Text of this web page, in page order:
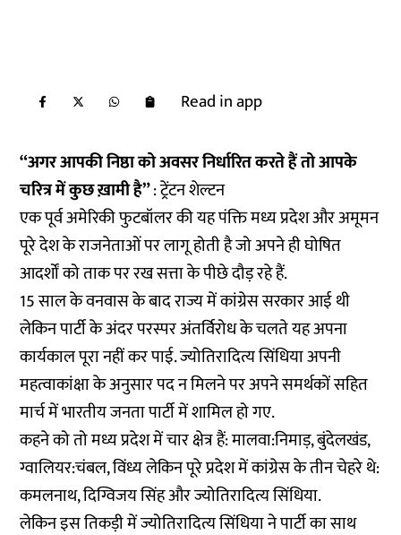
Read in app
“अगर आपकी निष्ठा को अवसर निर्धारित करते हैं तो आपके
चरित्र में कुछ ख़ामी है”: ट्रेंटन शेल्टन
एक पूर्व अमेरिकी फुटबॉलर की यह पंक्ति मध्य प्रदेश और अमूमन
पूरे देश के राजनेताओं पर लागू होती है जो अपने ही घोषित
आदर्शों को ताक पर रख सत्ता के पीछे दौड़ रहे हैं.
15 साल के वनवास के बाद राज्य में कांग्रेस सरकार आई थी
लेकिन पार्टी के अंदर परस्पर अंतर्विरोध के चलते यह अपना
कार्यकाल पूरा नहीं कर पाई. ज्योतिरादित्य सिंधिया अपनी
महत्वाकांक्षा के अनुसार पद न मिलने पर अपने समर्थकों सहित
मार्च में भारतीय जनता पार्टी में शामिल हो गए.
कहने को तो मध्य प्रदेश में चार क्षेत्र हैं: मालवा:निमाड़, बुंदेलखंड,
ग्वालियर:चंबल, विंध्य लेकिन पूरे प्रदेश में कांग्रेस के तीन चेहरे थे:
कमलनाथ, दिग्विजय सिंह और ज्योतिरादित्य सिंधिया.
लेकिन इस तिकड़ी में ज्योतिरादित्य सिंधिया ने पार्टी का साथ